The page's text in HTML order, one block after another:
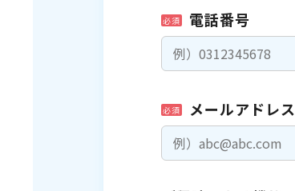
必須 電話番号
必須 メールアドレス